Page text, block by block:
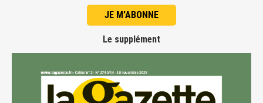
JE M'ABONNE
Le supplément